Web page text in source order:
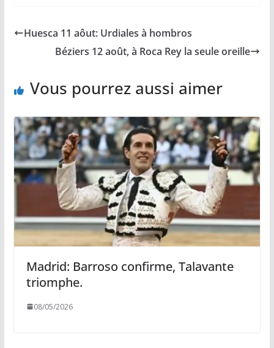
o
i
n
A
p
g
e
Huesca 11 aôut: Urdiales à hombros
Béziers 12 août, à Roca Rey la seule oreille
Vous pourrez aussi aimer
Madrid: Barroso confirme, Talavante
triomphe.
08/05/2026